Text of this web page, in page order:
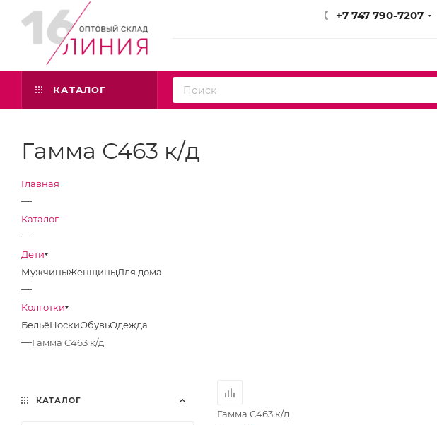
+7 747 790-7207
КАТАЛОГ
Гамма С463 к/д
Главная
—
Каталог
—
Дети
МужчиныЖенщиныДля дома
—
Колготки
БельёНоскиОбувьОдежда
—Гамма С463 к/д
Гамма С463 к/д
КАТАЛОГ